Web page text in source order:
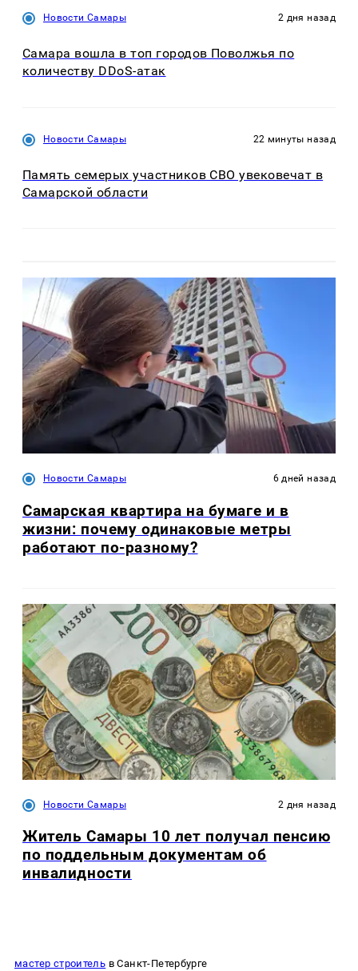
Новости Самары 2 дня назад
Самара вошла в топ городов Поволжья по
количеству DDoS-атак
Новости Самары 22 минуты назад
Память семерых участников СВО увековечат в
Самарской области
Новости Самары 6 дней назад
Самарская квартира на бумаге и в
жизни: почему одинаковые метры
работают по-разному?
Новости Самары 2 дня назад
Житель Самары 10 лет получал пенсию
по поддельным документам об
инвалидности
мастер строитель в Санкт-Петербурге